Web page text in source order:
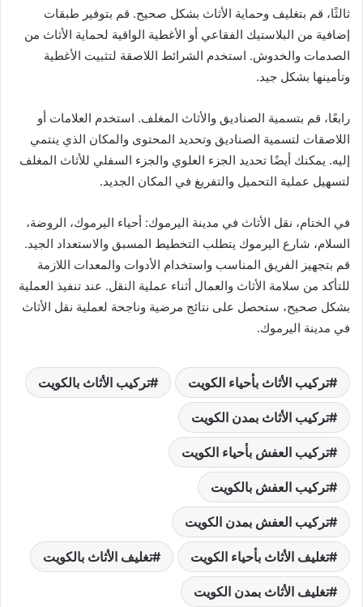
ثالثًا، قم بتغليف وحماية الأثاث بشكل صحيح. قم بتوفير طبقات
إضافية من البلاستيك الفقاعي أو الأغطية الواقية لحماية الأثاث من
الصدمات والخدوش. استخدم الشرائط اللاصقة لتثبيت الأغطية
وتأمينها بشكل جيد.
رابعًا، قم بتسمية الصناديق والأثاث المغلف. استخدم العلامات أو
اللاصقات لتسمية الصناديق وتحديد المحتوى والمكان الذي ينتمي
إليه. يمكنك أيضًا تحديد الجزء العلوي والجزء السفلي للأثاث المغلف
لتسهيل عملية التحميل والتفريغ في المكان الجديد.
في الختام، نقل الأثاث في مدينة اليرموك: أحياء اليرموك، الروضة،
السلام، شارع اليرموك يتطلب التخطيط المسبق والاستعداد الجيد.
قم بتجهيز الفريق المناسب واستخدام الأدوات والمعدات اللازمة
للتأكد من سلامة الأثاث والعمال أثناء عملية النقل. عند تنفيذ العملية
بشكل صحيح، ستحصل على نتائج مرضية وناجحة لعملية نقل الأثاث
في مدينة اليرموك.
تركيب الأثاث بأحياء الكويت تركيب الأثاث بالكويت
تركيب الأثاث بمدن الكويت
تركيب العفش بأحياء الكويت
تركيب العفش بالكويت
تركيب العفش بمدن الكويت
تغليف الأثاث بأحياء الكويت تغليف الأثاث بالكويت
تغليف الأثاث بمدن الكويت